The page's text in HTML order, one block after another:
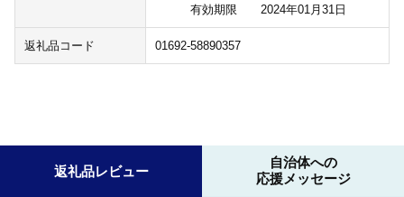
有効期限 2024年01月31日
返礼品コード 01692-58890357
返礼品レビュー
自治体への
応援メッセージ